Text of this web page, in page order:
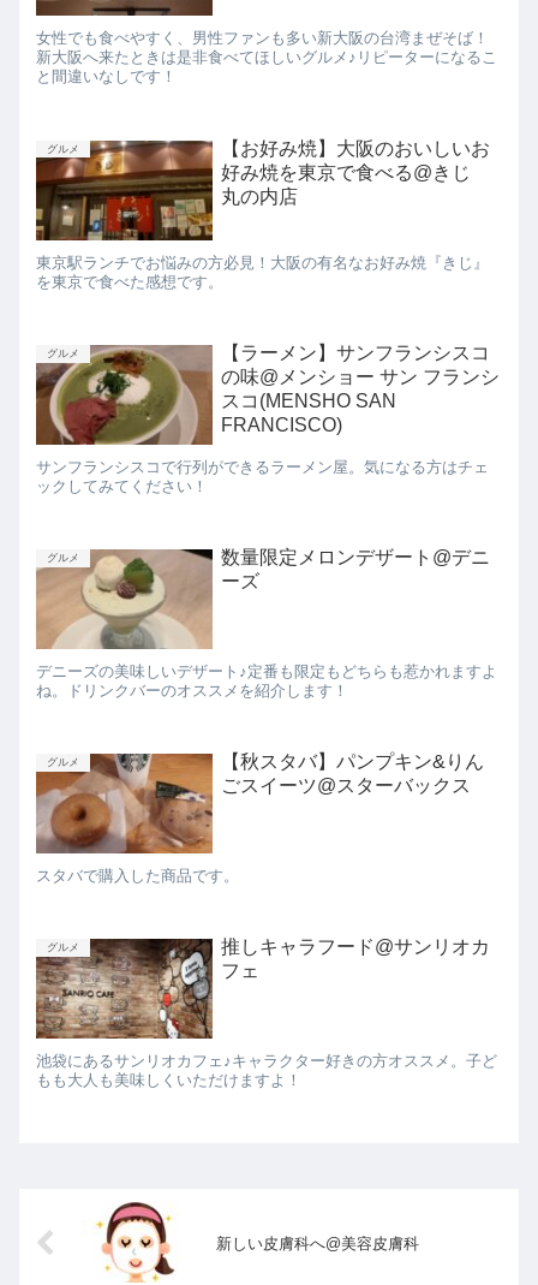
女性でも食べやすく、男性ファンも多い新大阪の台湾まぜそば！
新大阪へ来たときは是非食べてほしいグルメ♪リピーターになるこ
と間違いなしです！
グルメ
【お好み焼】大阪のおいしいお
好み焼を東京で食べる@きじ
丸の内店
東京駅ランチでお悩みの方必見！大阪の有名なお好み焼『きじ』
を東京で食べた感想です。
グルメ
【ラーメン】サンフランシスコ
の味@メンショー サン フランシ
スコ(MENSHO SAN
FRANCISCO)
サンフランシスコで行列ができるラーメン屋。気になる方はチェ
ックしてみてください！
グルメ
数量限定メロンデザート@デニ
ーズ
デニーズの美味しいデザート♪定番も限定もどちらも惹かれますよ
ね。ドリンクバーのオススメを紹介します！
グルメ
【秋スタバ】パンプキン&りん
ごスイーツ@スターバックス
スタバで購入した商品です。
グルメ
推しキャラフード@サンリオカ
フェ
池袋にあるサンリオカフェ♪キャラクター好きの方オススメ。子ど
もも大人も美味しくいただけますよ！
新しい皮膚科へ@美容皮膚科